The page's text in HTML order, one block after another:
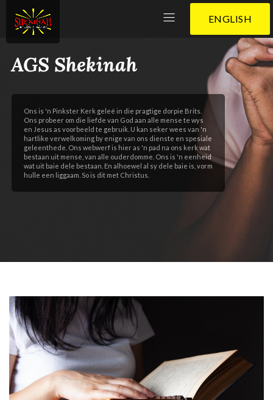
ENGLISH
AGS Shekinah
Ons is 'n Pinkster Kerk geleë in die pragtige dorpie Brits.
Ons probeer om die liefde van God aan alle mense te wys
en Jesus as voorbeeld te gebruik. U kan seker wees van 'n
hartlike verwelkoming by enige van ons dienste en spesiale
geleenthede. Ons webwerf is hier as 'n pad na ons kerk wat
bestaan uit mense, van alle ouderdomme. Ons is 'n eenheid
wat uit baie dele bestaan. En alhoewel al sy dele baie is, vorm
hulle een liggaam. So is dit met Christus.